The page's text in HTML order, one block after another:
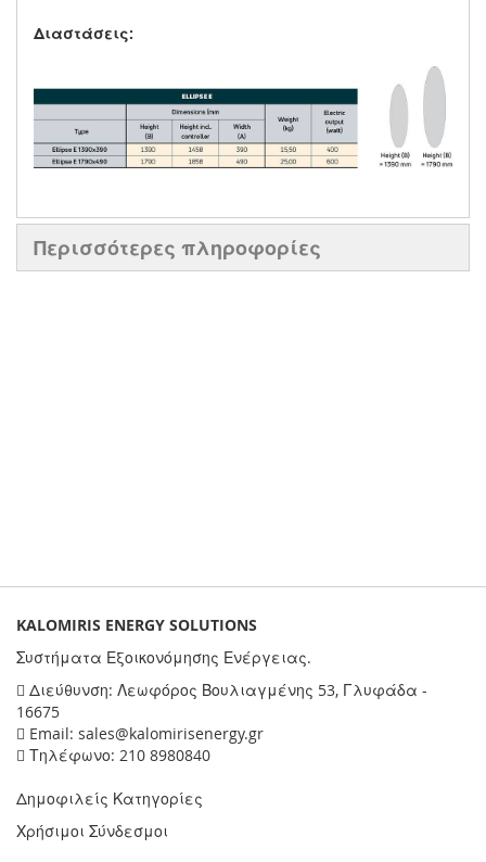
Διαστάσεις:
Περισσότερες πληροφορίες
KALOMIRIS ENERGY SOLUTIONS
Συστήματα Εξοικονόμησης Ενέργειας.
Διεύθυνση: Λεωφόρος Βουλιαγμένης 53, Γλυφάδα -
16675
Email: sales@kalomirisenergy.gr
Τηλέφωνο: 210 8980840
Δημοφιλείς Κατηγορίες
Χρήσιμοι Σύνδεσμοι